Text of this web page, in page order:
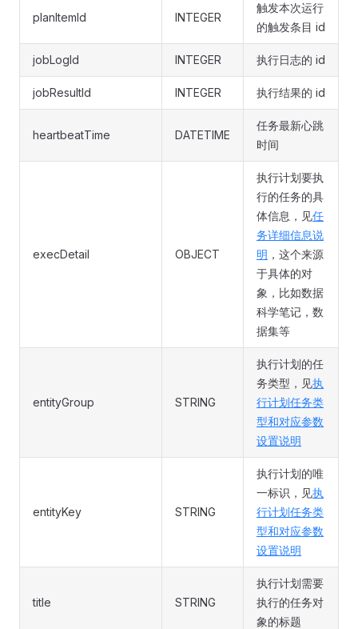
planItemId INTEGER
触发本次运行
的触发条目 id
jobLogId INTEGER 执行日志的 id
jobResultId INTEGER 执行结果的 id
heartbeatTime DATETIME
任务最新心跳
时间
execDetail OBJECT
执行计划要执
行的任务的具
体信息，见任
务详细信息说
明 ，这个来源
于具体的对
象，比如数据
科学笔记，数
据集等
entityGroup STRING
执行计划的任
务类型，见执
行计划任务类
型和对应参数
设置说明
entityKey STRING
执行计划的唯
一标识，见执
行计划任务类
型和对应参数
设置说明
title STRING
执行计划需要
执行的任务对
象的标题